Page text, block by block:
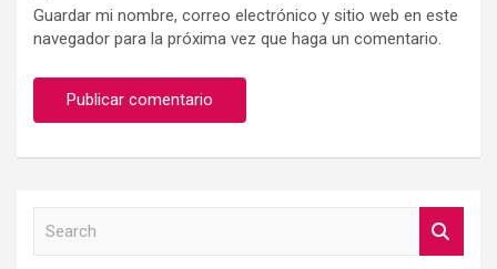
Guardar mi nombre, correo electrónico y sitio web en este
navegador para la próxima vez que haga un comentario.